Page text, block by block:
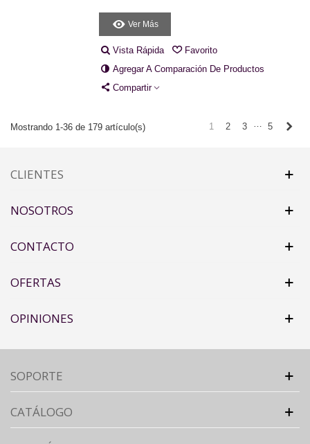
Ver Más
Vista Rápida
Favorito
Agregar A Comparación De Productos
Compartir
Mostrando 1-36 de 179 artículo(s) 1 2 3 … 5
CLIENTES
NOSOTROS
CONTACTO
OFERTAS
OPINIONES
SOPORTE
CATÁLOGO